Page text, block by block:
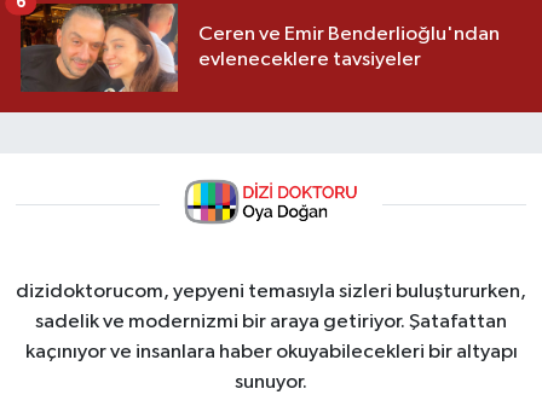
Ceren ve Emir Benderlioğlu'ndan
evleneceklere tavsiyeler
dizidoktorucom, yepyeni temasıyla sizleri buluştururken,
sadelik ve modernizmi bir araya getiriyor. Şatafattan
kaçınıyor ve insanlara haber okuyabilecekleri bir altyapı
sunuyor.